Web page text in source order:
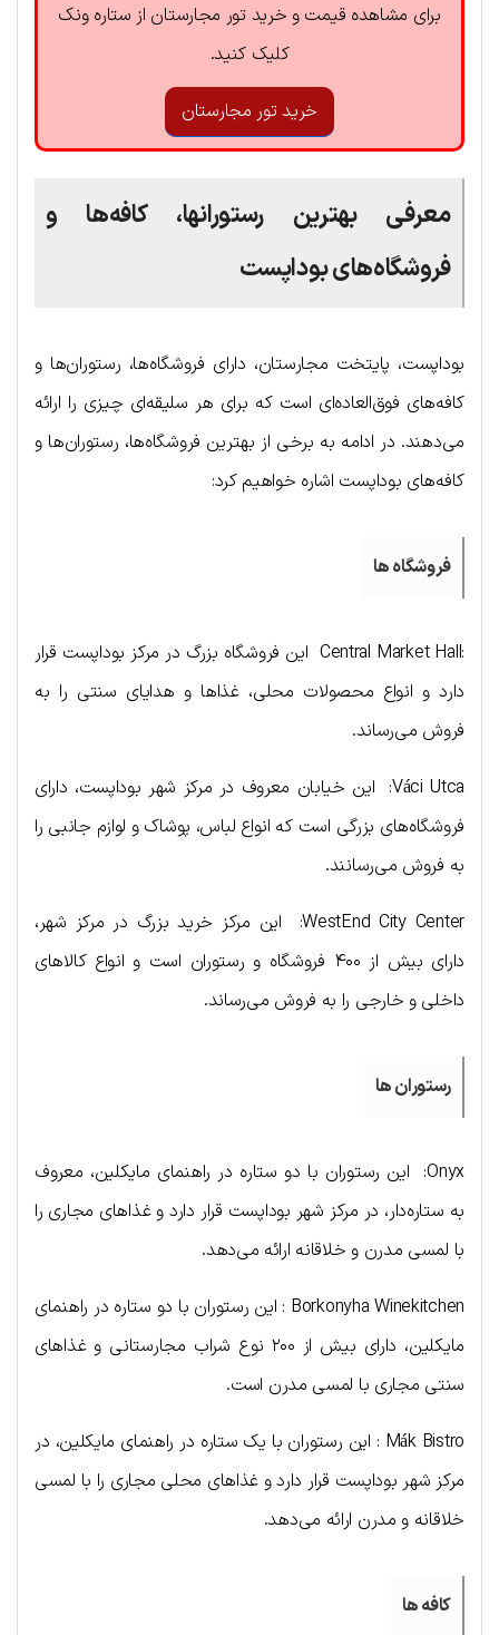
برای مشاهده قیمت و خرید تور مجارستان از ستاره ونک
کلیک کنید.
خرید تور مجارستان
معرفی بهترین رستورانها، کافه‌ها و
فروشگاه‌های بوداپست
بوداپست، پایتخت مجارستان، دارای فروشگاه‌ها، رستوران‌ها و
کافه‌های فوق‌العاده‌ای است که برای هر سلیقه‌ای چیزی را ارائه
می‌دهند. در ادامه به برخی از بهترین فروشگاه‌ها، رستوران‌ها و
کافه‌های بوداپست اشاره خواهیم کرد:
فروشگاه ها
:Central Market Hall این فروشگاه بزرگ در مرکز بوداپست قرار
دارد و انواع محصولات محلی، غذاها و هدایای سنتی را به
فروش می‌رساند.
Váci Utca: این خیابان معروف در مرکز شهر بوداپست، دارای
فروشگاه‌های بزرگی است که انواع لباس، پوشاک و لوازم جانبی را
به فروش می‌رسانند.
WestEnd City Center: این مرکز خرید بزرگ در مرکز شهر،
دارای بیش از ۴۰۰ فروشگاه و رستوران است و انواع کالاهای
داخلی و خارجی را به فروش می‌رساند.
رستوران ها
Onyx: این رستوران با دو ستاره در راهنمای مایکلین، معروف
به ستاره‌دار، در مرکز شهر بوداپست قرار دارد و غذاهای مجاری را
با لمسی مدرن و خلاقانه ارائه می‌دهد.
Borkonyha Winekitchen : این رستوران با دو ستاره در راهنمای
مایکلین، دارای بیش از ۲۰۰ نوع شراب مجارستانی و غذاهای
سنتی مجاری با لمسی مدرن است.
Mák Bistro : این رستوران با یک ستاره در راهنمای مایکلین، در
مرکز شهر بوداپست قرار دارد و غذاهای محلی مجاری را با لمسی
خلاقانه و مدرن ارائه می‌دهد.
کافه ها